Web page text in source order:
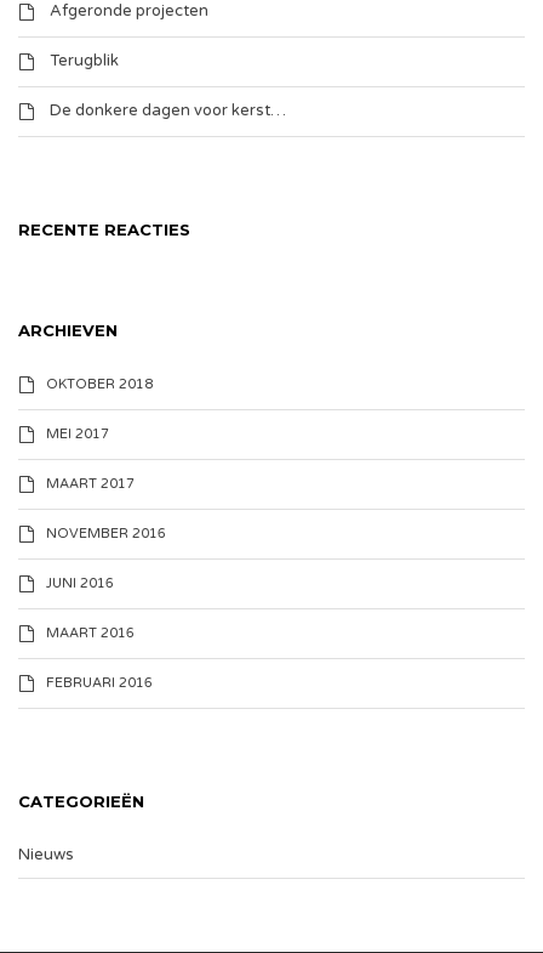
Afgeronde projecten
Terugblik
De donkere dagen voor kerst…
RECENTE REACTIES
ARCHIEVEN
OKTOBER 2018
MEI 2017
MAART 2017
NOVEMBER 2016
JUNI 2016
MAART 2016
FEBRUARI 2016
CATEGORIEËN
Nieuws